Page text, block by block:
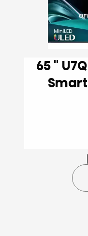
65 '' U7Q | ULED MiniLED